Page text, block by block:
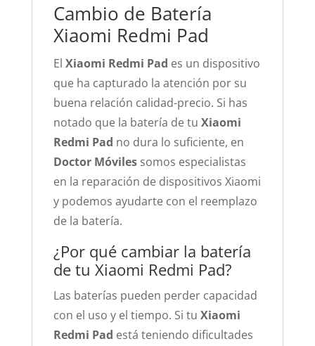
Cambio de Batería
Xiaomi Redmi Pad
El Xiaomi Redmi Pad es un dispositivo
que ha capturado la atención por su
buena relación calidad-precio. Si has
notado que la batería de tu Xiaomi
Redmi Pad no dura lo suficiente, en
Doctor Móvilessomos especialistas
en la reparación de dispositivos Xiaomi
y podemos ayudarte con el reemplazo
de la batería.
¿Por qué cambiar la batería
de tu Xiaomi Redmi Pad?
Las baterías pueden perder capacidad
con el uso y el tiempo. Si tu Xiaomi
Redmi Pad está teniendo dificultades